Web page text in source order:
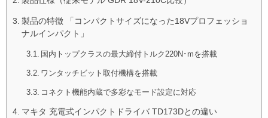
製品の特徴 「コンパクトサイズになった18Vプロフェッショ
ナルインパクト」
国内トップクラスの最大締付トルク220N･mを搭載
ワンタッチビット取付機構を搭載
コネクト機能内蔵で多彩なモード設定に対応
マキタ 充電式インパクトドライバ TD173Dとの違い